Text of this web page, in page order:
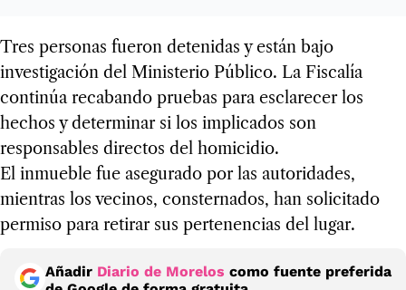
Tres personas fueron detenidas y están bajo
investigación del Ministerio Público. La Fiscalía
continúa recabando pruebas para esclarecer los
hechos y determinar si los implicados son
responsables directos del homicidio.
El inmueble fue asegurado por las autoridades,
mientras los vecinos, consternados, han solicitado
permiso para retirar sus pertenencias del lugar.
Añadir Diario de Morelos como fuente preferida